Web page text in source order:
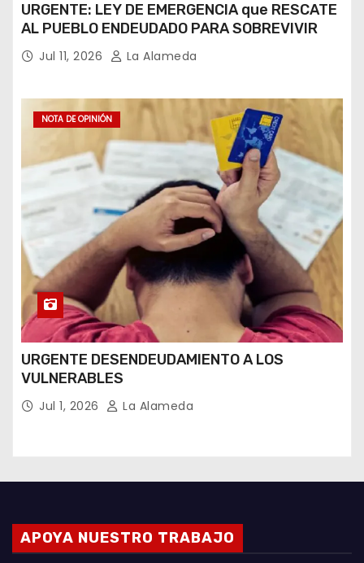
URGENTE: LEY DE EMERGENCIA que RESCATE
AL PUEBLO ENDEUDADO PARA SOBREVIVIR
Jul 11, 2026 La Alameda
NOTA DE OPINIÓN
URGENTE DESENDEUDAMIENTO A LOS
VULNERABLES
Jul 1, 2026 La Alameda
APOYA NUESTRO TRABAJO